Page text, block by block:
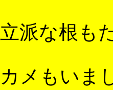
立派な根も
カメもいま